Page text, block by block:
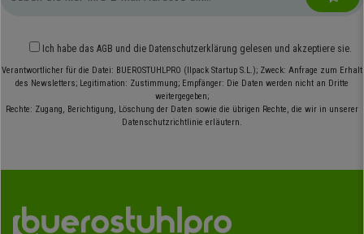
Ich habe das AGB und die Datenschutzerklärung gelesen und akzeptiere sie.
Verantwortlicher für die Datei: BUEROSTUHLPRO (Ilpack Startup S.L.); Zweck: Anfrage zum Erhalt
des Newsletters; Legitimation: Zustimmung; Empfänger: Die Daten werden nicht an Dritte
weitergegeben;
Rechte: Zugang, Berichtigung, Löschung der Daten sowie die übrigen Rechte, die wir in unserer
Datenschutzrichtlinie erläutern.